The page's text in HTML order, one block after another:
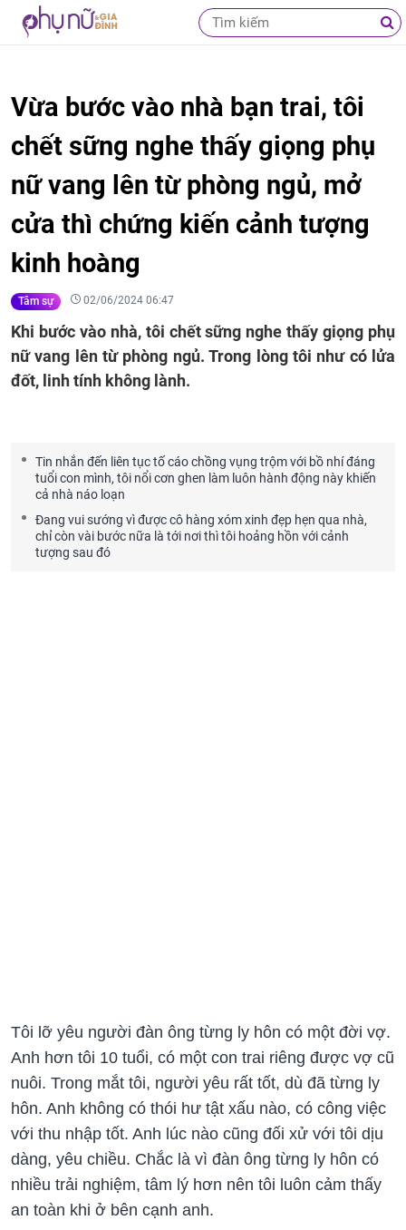
Vừa bước vào nhà bạn trai, tôi
chết sững nghe thấy giọng phụ
nữ vang lên từ phòng ngủ, mở
cửa thì chứng kiến cảnh tượng
kinh hoàng
Tâm sự 02/06/2024 06:47
Khi bước vào nhà, tôi chết sững nghe thấy giọng phụ
nữ vang lên từ phòng ngủ. Trong lòng tôi như có lửa
đốt, linh tính không lành.
Tin nhắn đến liên tục tố cáo chồng vụng trộm với bồ nhí đáng
tuổi con mình, tôi nổi cơn ghen làm luôn hành động này khiến
cả nhà náo loạn
Đang vui sướng vì được cô hàng xóm xinh đẹp hẹn qua nhà,
chỉ còn vài bước nữa là tới nơi thì tôi hoảng hồn với cảnh
tượng sau đó
Tôi lỡ yêu người đàn ông từng ly hôn có một đời vợ.
Anh hơn tôi 10 tuổi, có một con trai riêng được vợ cũ
nuôi. Trong mắt tôi, người yêu rất tốt, dù đã từng ly
hôn. Anh không có thói hư tật xấu nào, có công việc
với thu nhập tốt. Anh lúc nào cũng đối xử với tôi dịu
dàng, yêu chiều. Chắc là vì đàn ông từng ly hôn có
nhiều trải nghiệm, tâm lý hơn nên tôi luôn cảm thấy
an toàn khi ở bên cạnh anh.